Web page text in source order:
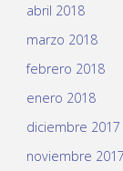
abril 2018
marzo 2018
febrero 2018
enero 2018
diciembre 2017
noviembre 2017